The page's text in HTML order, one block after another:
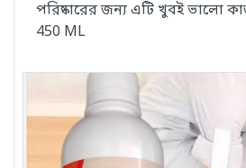
পরিষ্কারের জন্য এটি খুবই ভালো
450 ML